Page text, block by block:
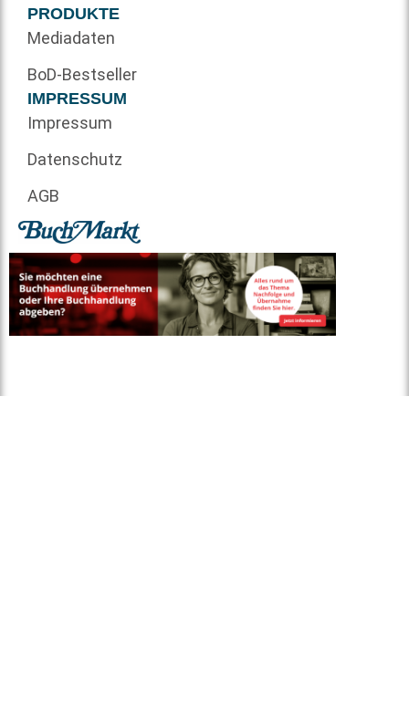
PRODUKTE
Mediadaten
BoD-Bestseller
IMPRESSUM
Impressum
Datenschutz
AGB